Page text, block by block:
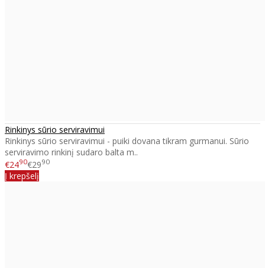
Rinkinys sūrio serviravimui
Rinkinys sūrio serviravimui - puiki dovana tikram gurmanui. Sūrio
serviravimo rinkinį sudaro balta m..
€2490€2990
Į krepšelį